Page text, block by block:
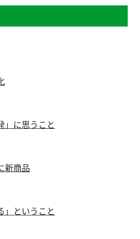
」に思うこと
新商品
」ということ